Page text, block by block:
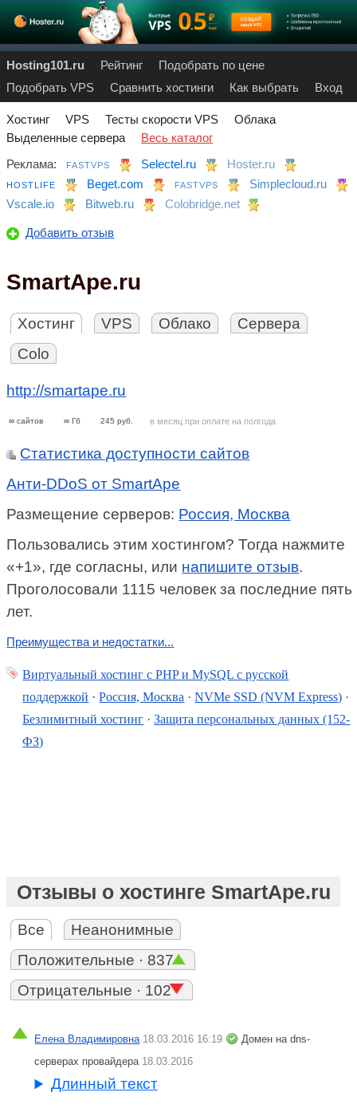
Hosting101.ru Рейтинг
Подобрать по цене
Подобрать VPS
Сравнить хостинги Как выбрать Вход
Хостинг VPS Тесты скорости VPS
Облака
Выделенные сервера
Весь каталог
Реклама:
FASTVPS Selectel.ru Hoster.ru
HOSTLIFE Beget.com FASTVPS
Simplecloud.ru
Vscale.io
Bitweb.ru Colobridge.net
Добавить отзыв
SmartApe.ru
Хостинг VPS Облако
Сервера
Colo
http://smartape.ru
∞ сайтов ∞ Гб 245 руб. в месяц при оплате на полгода
Статистика доступности сайтов
Анти-DDoS от SmartApe
Размещение серверов: Россия, Москва
Пользовались этим хостингом? Тогда нажмите
«+1», где согласны, или напишите отзыв.
Проголосовали 1115 человек за последние пять
лет.
Преимущества и недостатки...
Виртуальный хостинг c PHP и MySQL с русской
поддержкой ·Россия, Москва ·NVMe SSD (NVM Express) ·
Безлимитный хостинг ·Защита персональных данных (152-
ФЗ)
Отзывы о хостинге SmartApe.ru
Все
Неанонимные
Положительные · 837
Отрицательные · 102
Елена Владимировна 18.03.2016 16:19
Домен на dns-
серверах провайдера 18.03.2016
Длинный текст